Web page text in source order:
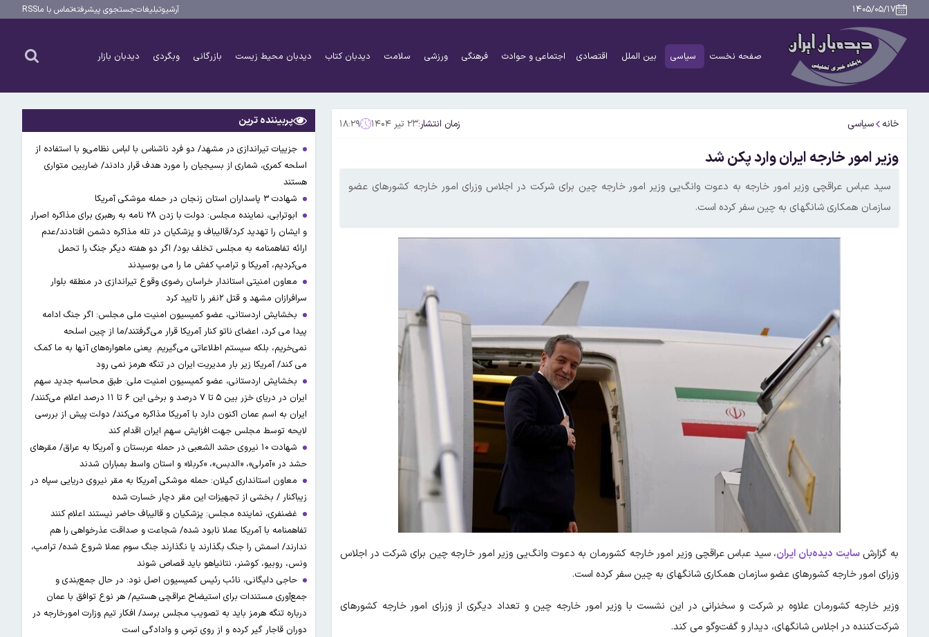
۱۴۰۵/۰۵/۱۷ آرشیوتبلیغاتجستجوی پیشرفتهتماس با ماRSS
صفحه نخست سیاسی بین الملل اقتصادی اجتماعی و حوادث فرهنگی ورزشی سلامت دیدبان کتاب دیدبان محیط زیست بازرگانی وبگردی دیدبان بازار
خانه سیاسی زمان انتشار:۲۳ تیر ۱۴۰۴ ۱۸:۲۹
وزیر امور خارجه ایران وارد پکن شد
سید عباس عراقچی وزیر امور خارجه به دعوت وانگ‌یی وزیر امور خارجه چین برای شرکت در اجلاس وزرای امور خارجه کشور‌های عضو
سازمان همکاری شانگهای به چین سفر کرده است.
به گزارشسایت دیده‌بان ایران، سید عباس عراقچی وزیر امور خارجه کشورمان به دعوت وانگ‌یی وزیر امور خارجه چین برای شرکت در اجلاس
وزرای امور خارجه کشور‌های عضو سازمان همکاری شانگهای به چین سفر کرده است.
وزیر خارجه کشورمان علاوه بر شرکت و سخنرانی در این نشست با وزیر امور خارجه چین و تعداد دیگری از وزرای امور خارجه کشور‌های
شرکت‌کننده در اجلاس شانگهای، دیدار و گفت‌و‌گو می کند.
پربیننده ترین
جزییات تیراندازی در مشهد/ دو فرد ناشناس با لباس نظامی‌و با استفاده از
اسلحه کمری، شماری از بسیجیان را مورد هدف قرار دادند/ ضاربین متواری
هستند
شهادت ۳ ‌پاسداران استان زنجان در حمله موشکی آمریکا
ابوترابی، نماینده مجلس: دولت با زدن ۲۸ نامه به رهبری برای مذاکره اصرار
و ایشان را تهدید کرد/قالیباف و پزشکیان در تله مذاکره دشمن افتادند/عدم
ارائه تفاهمنامه به مجلس تخلف بود/ اگر دو هفته دیگر جنگ را تحمل
می‌کردیم، آمریکا و ترامپ کفش ما را می بوسیدند
معاون امنیتی استاندار خراسان رضوی وقوع تیراندازی در منطقه بلوار
سرافرازان مشهد و قتل ۲نفر را تایید کرد
بخشایش اردستانی، عضو کمیسیون امنیت ملی مجلس: اگر جنگ ادامه
پیدا می کرد، اعضای ناتو کنار آمریکا قرار می‌گرفتند/ما از چین اسلحه
نمی‌خریم، بلکه سیستم اطلاعاتی می‌گیریم. یعنی ماهواره‌های آنها به ما کمک
می کند/ آمریکا زیر بار مدیریت ایران در تنگه هرمز نمی رود
بخشایش اردستانی، عضو کمیسیون امنیت ملی: طبق محاسبه جدید سهم
ایران در دریای خزر بین ۵ تا ۷ درصد و برخی این ۶ تا ۱۱ درصد اعلام می‌کنند/
ایران به اسم عمان اکنون دارد با آمریکا مذاکره می‌کند/ دولت پیش از بررسی
لایحه توسط مجلس جهت افزایش سهم ایران اقدام کند
شهادت ۱۰ نیروی حشد الشعبی در حمله عربستان و آمریکا به عراق/ مقرهای
حشد در »آمرلی»، «الدبس»، «کربلا« و استان واسط بمباران شدند
معاون استانداری گیلان: حمله موشکی آمریکا به مقر نیروی دریایی سپاه در
زیباکنار / بخشی از تجهیزات این مقر دچار خسارت شده
غضنفری، نماینده مجلس: پزشکیان و قالیباف حاضر نیستند اعلام کنند
تفاهمنامه با آمریکا عملا نابود شده/ شجاعت و صداقت عذرخواهی را هم
ندارند/ اسمش را جنگ بگذارند یا نگذارند جنگ سوم عملا شروع شده/ ترامپ،
ونس، روبیو، کوشنر، نتانیاهو باید قصاص شوند
حاجی دلیگانی، نائب رئیس کمیسیون اصل نود: در حال جمع‌بندی و
جمع‌آوری مستندات برای استیضاح عراقچی هستیم/ هر نوع توافق با عمان
درباره تنگه هرمز باید به تصویب مجلس برسد/ افکار تیم وزارت امورخارجه در
دوران قاجار گیر کرده و از روی ترس و وادادگی است